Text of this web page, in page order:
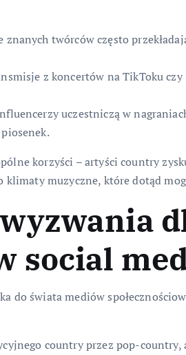
znanych twórców często
z koncertów na TikToku
uczestniczą w
korzyści – artyści country
klimaty muzyczne, które dotąd
social
do świata mediów
country przez pop-